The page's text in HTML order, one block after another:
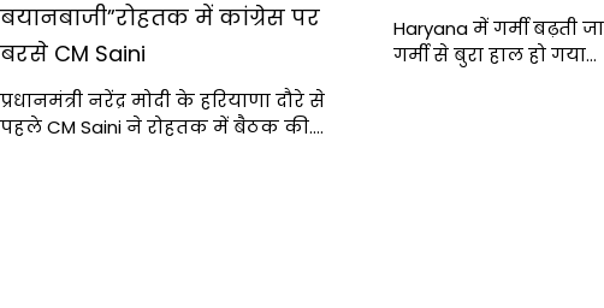
बयानबाजी”रोहतक में कांग्रेस पर
बरसे CM Saini
प्रधानमंत्री नरेंद्र मोदी के हरियाणा दौरे से
पहले CM Saini ने रोहतक में बैठक की.…
Haryana में गर्मी बढ़ती
गर्मी से बुरा हाल हो गया…